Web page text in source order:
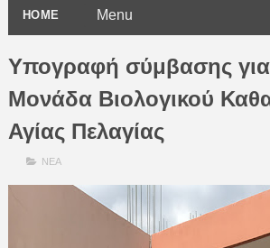
HOME
Υπογραφή σύμβασης
Μονάδα Βιολογικού
Αγίας Πελαγίας
ΝΕΑ